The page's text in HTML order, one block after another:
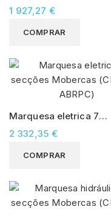
secções Mobercas (CE-
2120-PI)
1 927,27 €
COMPRAR
Marquesa eletrica 7
secções Mobercas (CE-
2150-ABRPC)
2 332,35 €
COMPRAR